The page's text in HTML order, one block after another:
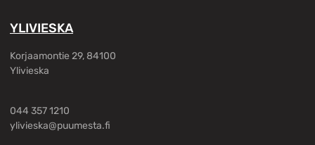
YLIVIESKA
Korjaamontie 29, 84100
Ylivieska
044 357 1210
ylivieska@puumesta.fi